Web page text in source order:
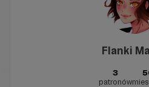
Flanki
3
patronów